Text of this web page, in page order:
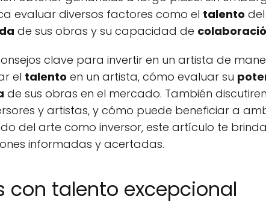
evaluar diversos factores como el talento
de sus obras y su capacidad de
clave para invertir en un artista de
el talento en un artista, cómo evaluar su
de sus obras en el mercado. También
y artistas, y cómo puede beneficiar a
del arte como inversor, este artículo te
informadas y acertadas.
con talento excepcional